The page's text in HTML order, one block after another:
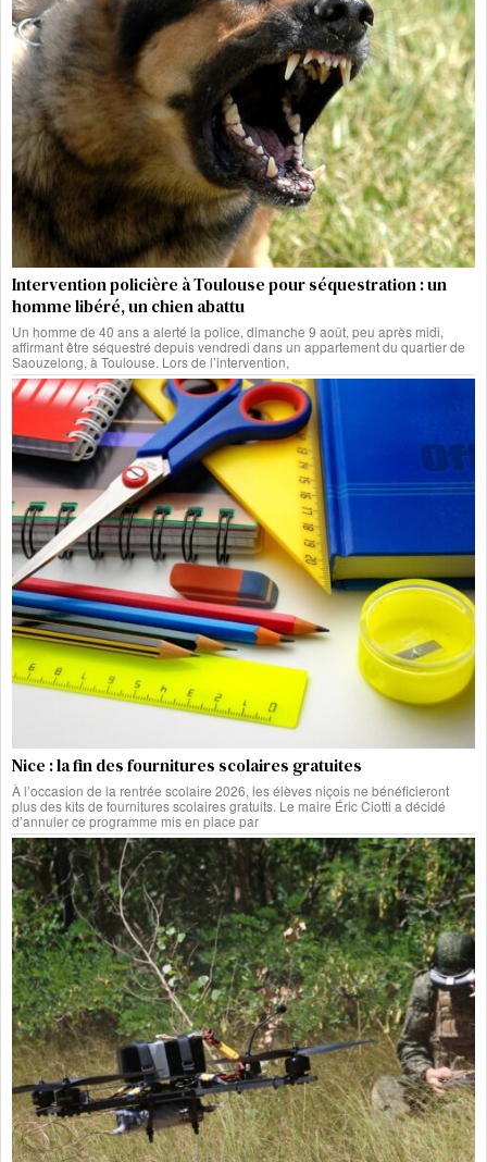
Intervention policière à Toulouse pour séquestration : un
homme libéré, un chien abattu
Un homme de 40 ans a alerté la police, dimanche 9 août, peu après midi,
affirmant être séquestré depuis vendredi dans un appartement du quartier de
Saouzelong, à Toulouse. Lors de l’intervention,
Nice : la fin des fournitures scolaires gratuites
À l’occasion de la rentrée scolaire 2026, les élèves niçois ne bénéficieront
plus des kits de fournitures scolaires gratuits. Le maire Éric Ciotti a décidé
d’annuler ce programme mis en place par